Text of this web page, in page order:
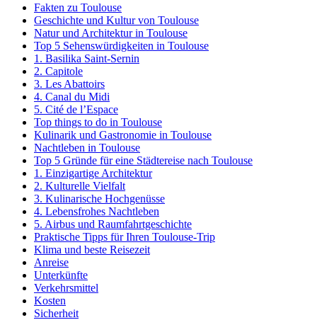
Fakten zu Toulouse
Geschichte und Kultur von Toulouse
Natur und Architektur in Toulouse
Top 5 Sehenswürdigkeiten in Toulouse
1. Basilika Saint-Sernin
2. Capitole
3. Les Abattoirs
4. Canal du Midi
5. Cité de l’Espace
Top things to do in Toulouse
Kulinarik und Gastronomie in Toulouse
Nachtleben in Toulouse
Top 5 Gründe für eine Städtereise nach Toulouse
1. Einzigartige Architektur
2. Kulturelle Vielfalt
3. Kulinarische Hochgenüsse
4. Lebensfrohes Nachtleben
5. Airbus und Raumfahrtgeschichte
Praktische Tipps für Ihren Toulouse-Trip
Klima und beste Reisezeit
Anreise
Unterkünfte
Verkehrsmittel
Kosten
Sicherheit